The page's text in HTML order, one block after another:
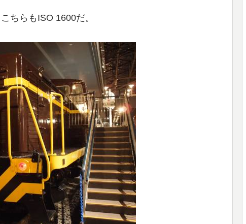
ちらもISO 1600だ。